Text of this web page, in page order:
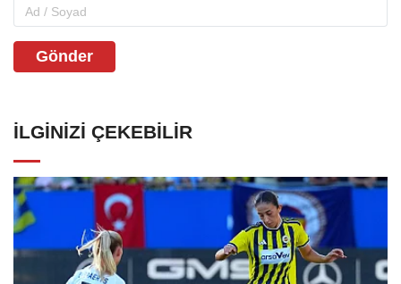
Gönder
İLGINIZI ÇEKEBILIR